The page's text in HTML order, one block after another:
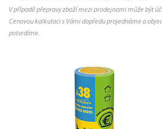
V případě přepravy zboží mezi prodejnami může být
Cenovou kalkulaci s Vámi dopředu projednáme a
potvrdíme.